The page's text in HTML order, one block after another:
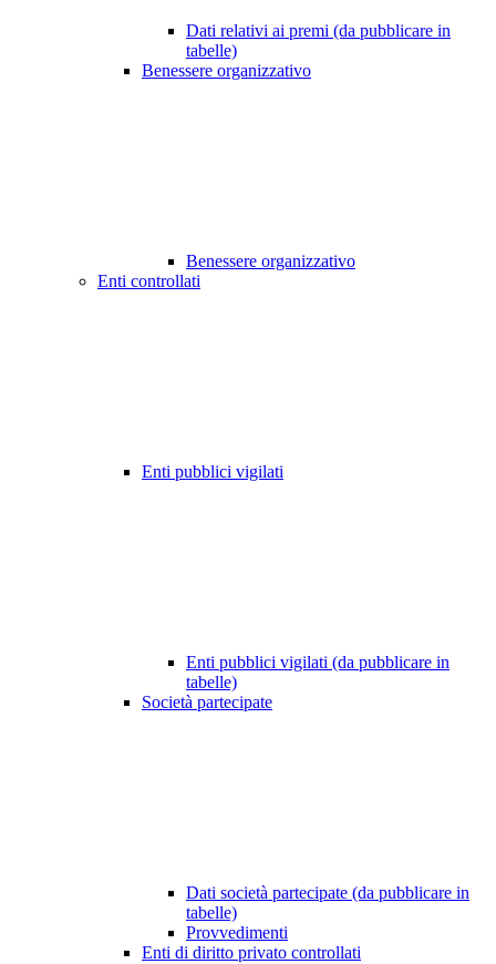
Dati relativi ai premi (da pubblicare in
tabelle)
Benessere organizzativo
Benessere organizzativo
Enti controllati
Enti pubblici vigilati
Enti pubblici vigilati (da pubblicare in
tabelle)
Società partecipate
Dati società partecipate (da pubblicare in
tabelle)
Provvedimenti
Enti di diritto privato controllati